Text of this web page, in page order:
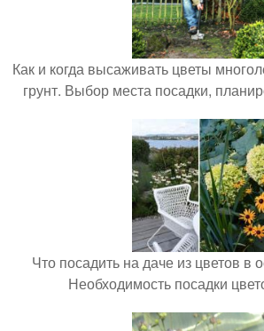
Как и когда высаживать цветы
грунт. Выбор места посадки,
Что посадить на даче из цветов в
Необходимость посадки